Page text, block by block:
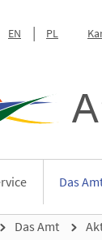
EN PL
Das
Das Amt